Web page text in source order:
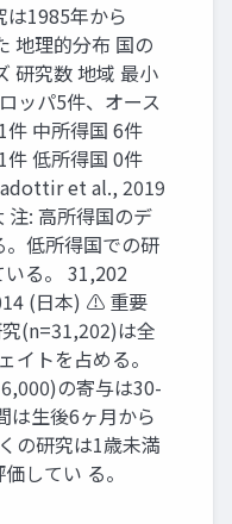
は1985年から
地理的分布 国の
研究数 地域 最小
ッパ5件、オース
件 中所得国 6件
件 低所得国 0件
et al., 2019
注: 高所得国のデ
低所得国での研
る。 31,202
(日本) ⚠ 重要
(n=31,202)は全
イトを占める。
の寄与は30-
は生後6ヶ月から
の研究は1歳未満
してい る。